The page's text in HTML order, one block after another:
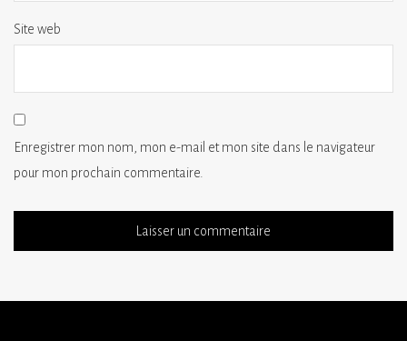
Site web
Enregistrer mon nom, mon e-mail et mon site dans le navigateur
pour mon prochain commentaire.